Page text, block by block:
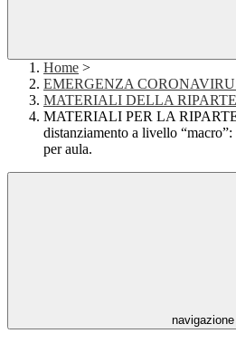
Home >
EMERGENZA
MATERIALI DELLA
MATERIALI PER LA
distanziamento a livello
per aula.
navigazione